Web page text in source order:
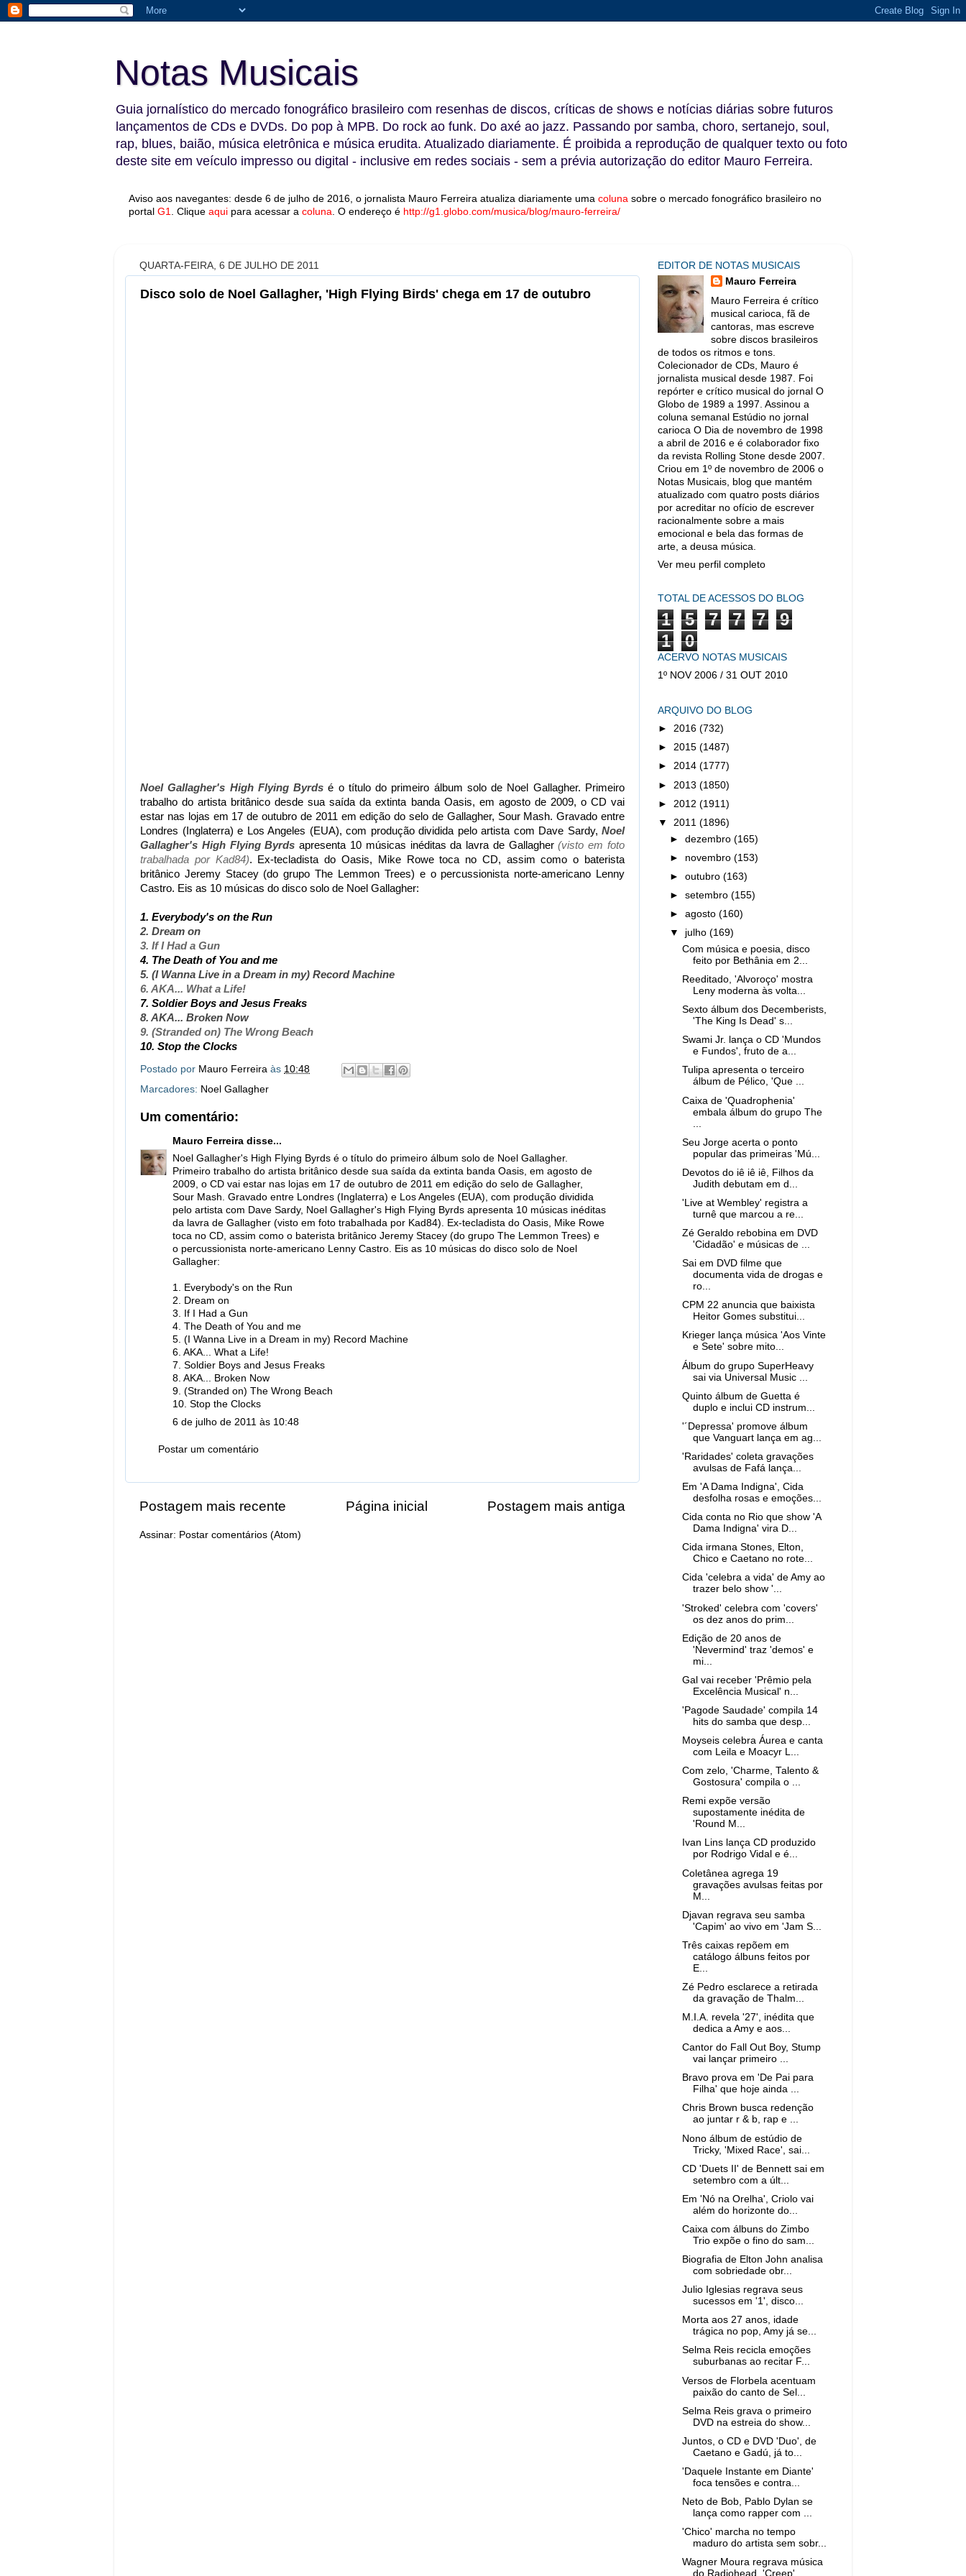
Notas Musicais
Guia jornalístico do mercado fonográfico brasileiro com resenhas de discos, críticas de shows e notícias diárias sobre futuros
lançamentos de CDs e DVDs. Do pop à MPB. Do rock ao funk. Do axé ao jazz. Passando por samba, choro, sertanejo, soul,
rap, blues, baião, música eletrônica e música erudita. Atualizado diariamente. É proibida a reprodução de qualquer texto ou foto
deste site em veículo impresso ou digital - inclusive em redes sociais - sem a prévia autorização do editor Mauro Ferreira.
Aviso aos navegantes: desde 6 de julho de 2016, o jornalista Mauro Ferreira atualiza diariamente uma coluna sobre o mercado fonográfico brasileiro no
portal G1 Clique aqui para acessar a coluna O endereço é http://g1.globo.com/musica/blog/mauro-ferreira/
QUARTA-FEIRA, 6 DE JULHO DE 2011
Disco solo de Noel Gallagher, 'High Flying Birds' chega em 17 de outubro
Noel Gallagher's High Flying Byrds é o título do primeiro álbum solo de Noel Gallagher. Primeiro
trabalho do artista britânico desde sua saída da extinta banda Oasis, em agosto de 2009, o CD vai
estar nas lojas em 17 de outubro de 2011 em edição do selo de Gallagher, Sour Mash. Gravado entre
Londres (Inglaterra) e Los Angeles (EUA), com produção dividida pelo artista com Dave Sardy, Noel
Gallagher's High Flying Byrds apresenta 10 músicas inéditas da lavra de Gallagher(visto em foto
trabalhada por Kad84). Ex-tecladista do Oasis, Mike Rowe toca no CD, assim como o baterista
britânico Jeremy Stacey (do grupo The Lemmon Trees) e o percussionista norte-americano Lenny
Castro. Eis as 10 músicas do disco solo de Noel Gallagher:
1. Everybody's on the Run
2. Dream on
3. If I Had a Gun
4. The Death of You and me
5. (I Wanna Live in a Dream in my) Record Machine
6. AKA... What a Life!
7. Soldier Boys and Jesus Freaks
8. AKA... Broken Now
9. (Stranded on) The Wrong Beach
10. Stop the Clocks
Postado por Mauro Ferreira às 10:48
Marcadores: Noel Gallagher
Um comentário:
Mauro Ferreira disse...
Noel Gallagher's High Flying Byrds é o título do primeiro álbum solo de Noel Gallagher.
Primeiro trabalho do artista britânico desde sua saída da extinta banda Oasis, em agosto de
2009, o CD vai estar nas lojas em 17 de outubro de 2011 em edição do selo de Gallagher,
Sour Mash. Gravado entre Londres (Inglaterra) e Los Angeles (EUA), com produção dividida
pelo artista com Dave Sardy, Noel Gallagher's High Flying Byrds apresenta 10 músicas inéditas
da lavra de Gallagher (visto em foto trabalhada por Kad84). Ex-tecladista do Oasis, Mike Rowe
toca no CD, assim como o baterista britânico Jeremy Stacey (do grupo The Lemmon Trees) e
o percussionista norte-americano Lenny Castro. Eis as 10 músicas do disco solo de Noel
Gallagher:
1. Everybody's on the Run
2. Dream on
3. If I Had a Gun
4. The Death of You and me
5. (I Wanna Live in a Dream in my) Record Machine
6. AKA... What a Life!
7. Soldier Boys and Jesus Freaks
8. AKA... Broken Now
9. (Stranded on) The Wrong Beach
10. Stop the Clocks
6 de julho de 2011 às 10:48
Postar um comentário
Postagem mais recente Postagem mais antiga
Página inicial
Assinar: Postar comentários (Atom)
EDITOR DE NOTAS MUSICAIS
Mauro Ferreira
Mauro Ferreira é crítico
musical carioca, fã de
cantoras, mas escreve
sobre discos brasileiros
de todos os ritmos e tons.
Colecionador de CDs, Mauro é
jornalista musical desde 1987. Foi
repórter e crítico musical do jornal O
Globo de 1989 a 1997. Assinou a
coluna semanal Estúdio no jornal
carioca O Dia de novembro de 1998
a abril de 2016 e é colaborador fixo
da revista Rolling Stone desde 2007.
Criou em 1º de novembro de 2006 o
Notas Musicais, blog que mantém
atualizado com quatro posts diários
por acreditar no ofício de escrever
racionalmente sobre a mais
emocional e bela das formas de
arte, a deusa música.
Ver meu perfil completo
TOTAL DE ACESSOS DO BLOG
1 5 7 7 7
9
1
0
ACERVO NOTAS MUSICAIS
1º NOV 2006 / 31 OUT 2010
ARQUIVO DO BLOG
► 2016 (732)
► 2015 (1487)
► 2014 (1777)
► 2013 (1850)
► 2012 (1911)
▼ 2011 (1896)
►dezembro(165)
► novembro(153)
►outubro(163)
►setembro(155)
►agosto(160)
▼ julho(169)
Com música e poesia, disco
feito por Bethânia em 2...
Reeditado, 'Alvoroço' mostra
Leny moderna às volta...
Sexto álbum dos Decemberists,
'The King Is Dead' s...
Swami Jr. lança o CD 'Mundos
e Fundos', fruto de a...
Tulipa apresenta o terceiro
álbum de Pélico, 'Que ...
Caixa de 'Quadrophenia'
embala álbum do grupo The
Seu Jorge acerta o ponto
popular das primeiras 'Mú...
Devotos do iê iê iê, Filhos da
Judith debutam em d...
'Live at Wembley' registra a
turnê que marcou a re...
Zé Geraldo rebobina em DVD
'Cidadão' e músicas de ...
Sai em DVD filme que
documenta vida de drogas e
ro...
CPM 22 anuncia que baixista
Heitor Gomes substitui...
Krieger lança música 'Aos Vinte
e Sete' sobre mito...
Álbum do grupo SuperHeavy
sai via Universal Music ...
Quinto álbum de Guetta é
duplo e inclui CD instrum...
'´Depressa' promove álbum
que Vanguart lança em ag...
'Raridades' coleta gravações
avulsas de Fafá lança...
Em 'A Dama Indigna', Cida
desfolha rosas e emoções...
Cida conta no Rio que show 'A
Dama Indigna' vira D...
Cida irmana Stones, Elton,
Chico e Caetano no rote...
Cida 'celebra a vida' de Amy ao
trazer belo show '...
'Stroked' celebra com 'covers'
os dez anos do prim...
Edição de 20 anos de
'Nevermind' traz 'demos' e
mi...
Gal vai receber 'Prêmio pela
Excelência Musical' n...
'Pagode Saudade' compila 14
hits do samba que desp...
Moyseis celebra Áurea e canta
com Leila e Moacyr L...
Com zelo, 'Charme, Talento &
Gostosura' compila o ...
Remi expõe versão
supostamente inédita de
'Round M...
Ivan Lins lança CD produzido
por Rodrigo Vidal e é...
Coletânea agrega 19
gravações avulsas feitas por
M...
Djavan regrava seu samba
'Capim' ao vivo em 'Jam S...
Três caixas repõem em
catálogo álbuns feitos por
E...
Zé Pedro esclarece a retirada
da gravação de Thalm...
M.I.A. revela '27', inédita que
dedica a Amy e aos...
Cantor do Fall Out Boy, Stump
vai lançar primeiro ...
Bravo prova em 'De Pai para
Filha' que hoje ainda ...
Chris Brown busca redenção
ao juntar r & b, rap e ...
Nono álbum de estúdio de
Tricky, 'Mixed Race', sai...
CD 'Duets II' de Bennett sai em
setembro com a últ...
Em 'Nó na Orelha', Criolo vai
além do horizonte do...
Caixa com álbuns do Zimbo
Trio expõe o fino do sam...
Biografia de Elton John analisa
com sobriedade obr...
Julio Iglesias regrava seus
sucessos em '1', disco...
Morta aos 27 anos, idade
trágica no pop, Amy já se...
Selma Reis recicla emoções
suburbanas ao recitar F...
Versos de Florbela acentuam
paixão do canto de Sel...
Selma Reis grava o primeiro
DVD na estreia do show...
Juntos, o CD e DVD 'Duo', de
Caetano e Gadú, já to...
'Daquele Instante em Diante'
foca tensões e contra...
Neto de Bob, Pablo Dylan se
lança como rapper com ...
'Chico' marcha no tempo
maduro do artista sem sobr...
Wagner Moura regrava música
do Radiohead, 'Creep',...